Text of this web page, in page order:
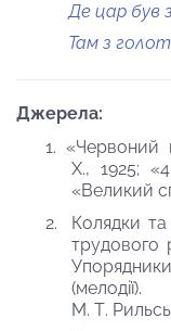
Де цар був
Там з
Джерела:
1. «Червоний
X., 1925;
«Великий
2.
Колядки
трудового
М. Т.